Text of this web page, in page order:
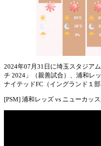
2024年07月31日に埼玉スタジア
チ 2024」（親善試合）、浦和レ
ナイテッドFC（イングランド１
[PSM] 浦和レッズ vs ニューカッ